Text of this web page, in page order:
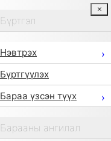
Бүртгэл
Нэвтрэх
Бүртгүүлэх
Бараа үзсэн түүх
Барааны ангилал